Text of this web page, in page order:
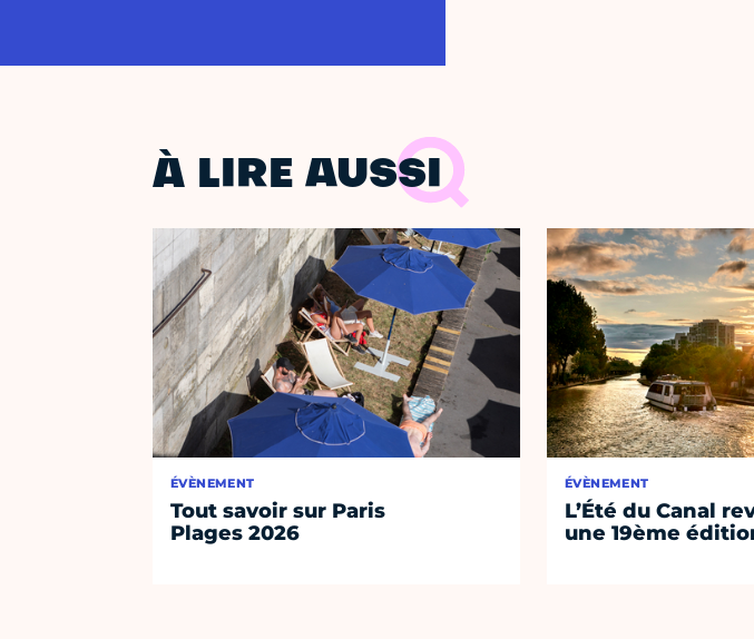
À LIRE AUSSI
ÉVÈNEMENT
Tout savoir sur Paris
Plages 2026
ÉVÈNEMENT
L’Été du Canal
une 19ème